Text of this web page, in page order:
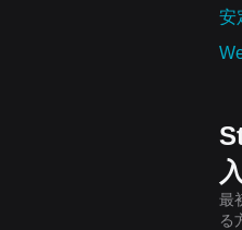
安
最
る